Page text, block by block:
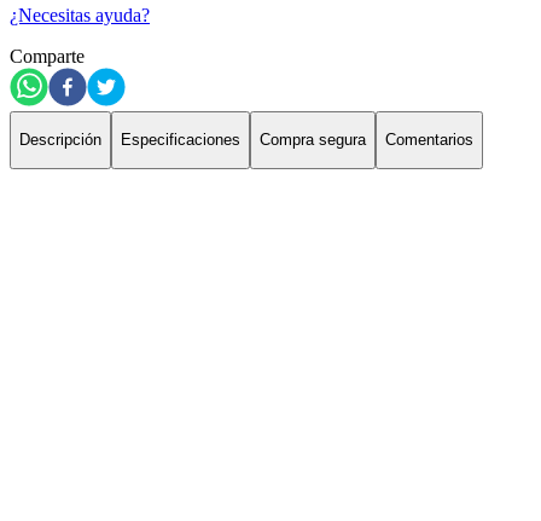
¿Necesitas ayuda?
Comparte
Descripción Especificaciones Compra segura Comentarios